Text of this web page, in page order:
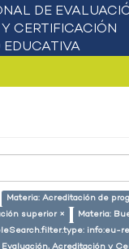
Materia: Acreditación de
superior ×
Materia:
info:eu-